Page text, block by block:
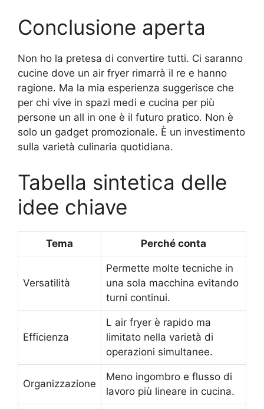
Conclusione aperta
Non ho la pretesa di convertire tutti. Ci saranno
cucine dove un air fryer rimarrà il re e hanno
ragione. Ma la mia esperienza suggerisce che
per chi vive in spazi medi e cucina per più
persone un all in one è il futuro pratico. Non è
solo un gadget promozionale. È un investimento
sulla varietà culinaria quotidiana.
Tabella sintetica delle
idee chiave
Tema Perché conta
Versatilità
Permette molte tecniche in
una sola macchina evitando
turni continui.
Efficienza
L air fryer è rapido ma
limitato nella varietà di
operazioni simultanee.
Organizzazione
Meno ingombro e flusso di
lavoro più lineare in cucina.